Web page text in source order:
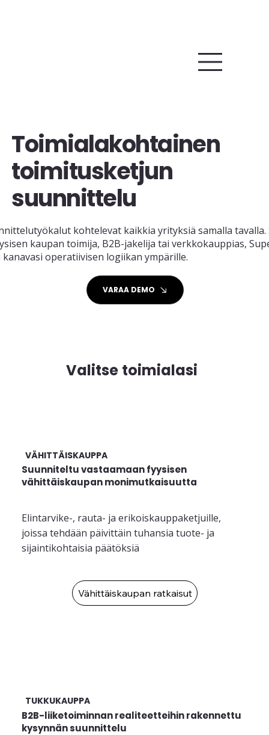
Toimialakohtainen
toimitusketjun
suunnittelu
kohtelevat kaikkia yrityksiä samalla tavalla.
kaupan toimija, B2B-jakelija tai verkkokauppias,
operatiivisen logiikan ympärille.
VARAA DEMO
Valitse toimialasi
VÄHITTÄISKAUPPA
Suunniteltu vastaamaan fyysisen
vähittäiskaupan monimutkaisuutta
Elintarvike-, rauta- ja erikoiskauppaketjuille,
joissa tehdään päivittäin tuhansia tuote- ja
sijaintikohtaisia päätöksiä
Vähittäiskaupan ratkaisut
TUKKUKAUPPA
B2B-liiketoiminnan realiteetteihin rakennettu
kysynnän suunnittelu